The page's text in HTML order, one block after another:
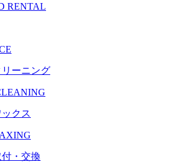
RENTAL
リーニング
クス
・交換